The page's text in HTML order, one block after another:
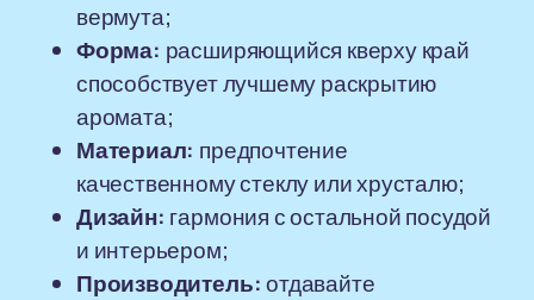
вермута;
Форма: расширяющийся кверху край
способствует лучшему раскрытию
аромата;
Материал: предпочтение
качественному стеклу или хрусталю;
Дизайн: гармония с остальной посудой
и интерьером;
Производитель:отдавайте